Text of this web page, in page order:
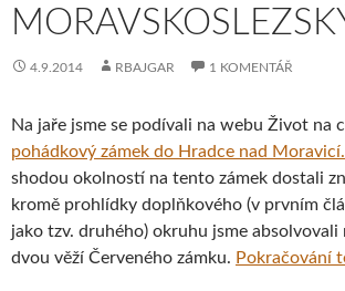
4.9.2014 RBAJGAR 1 KOMENTÁŘ
Na jaře jsme se podívali na webu Život na
pohádkový zámek do Hradce nad Moravicí.
shodou okolností na tento zámek dostali
kromě prohlídky doplňkového (v prvním
jako tzv. druhého) okruhu jsme absolvovali
dvou věží Červeného zámku. Pokračování